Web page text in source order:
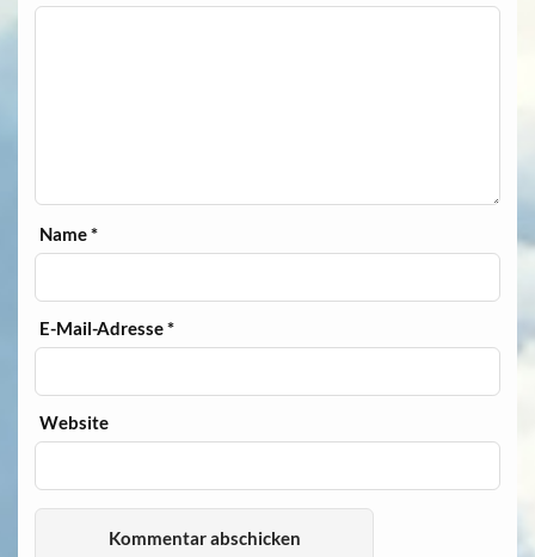
Name*
E-Mail-Adresse*
Website